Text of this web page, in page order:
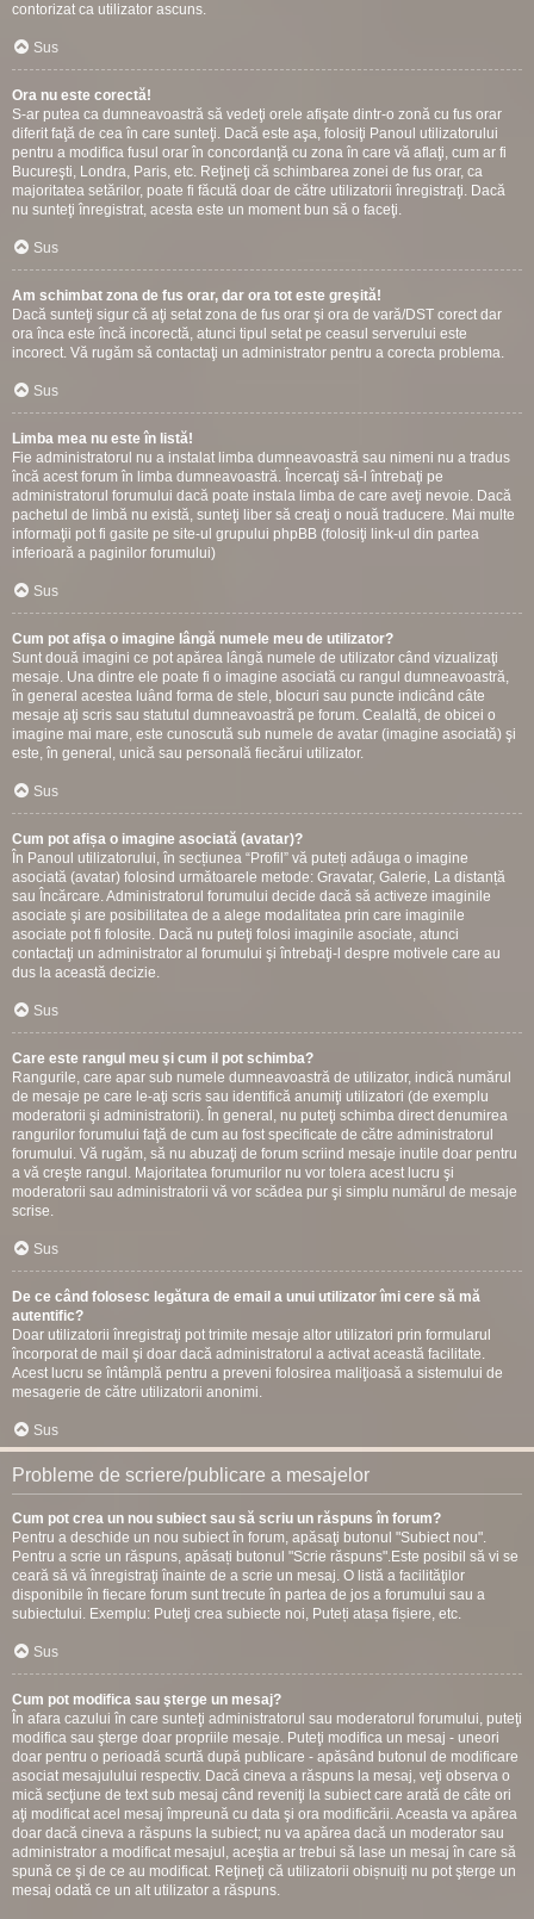
contorizat ca utilizator ascuns.
Sus
Ora nu este corectă!
S-ar putea ca dumneavoastră să vedeţi orele afişate dintr-o zonă cu fus orar
diferit faţă de cea în care sunteţi. Dacă este aşa, folosiţi Panoul utilizatorului
pentru a modifica fusul orar în concordanţă cu zona în care vă aflaţi, cum ar fi
Bucureşti, Londra, Paris, etc. Reţineţi că schimbarea zonei de fus orar, ca
majoritatea setărilor, poate fi făcută doar de către utilizatorii înregistraţi. Dacă
nu sunteţi înregistrat, acesta este un moment bun să o faceţi.
Sus
Am schimbat zona de fus orar, dar ora tot este greşită!
Dacă sunteţi sigur că aţi setat zona de fus orar şi ora de vară/DST corect dar
ora înca este încă incorectă, atunci tipul setat pe ceasul serverului este
incorect. Vă rugăm să contactaţi un administrator pentru a corecta problema.
Sus
Limba mea nu este în listă!
Fie administratorul nu a instalat limba dumneavoastră sau nimeni nu a tradus
încă acest forum în limba dumneavoastră. Încercaţi să-l întrebaţi pe
administratorul forumului dacă poate instala limba de care aveţi nevoie. Dacă
pachetul de limbă nu există, sunteţi liber să creaţi o nouă traducere. Mai multe
informaţii pot fi gasite pe site-ul grupului phpBB (folosiţi link-ul din partea
inferioară a paginilor forumului)
Sus
Cum pot afişa o imagine lângă numele meu de utilizator?
Sunt două imagini ce pot apărea lângă numele de utilizator când vizualizaţi
mesaje. Una dintre ele poate fi o imagine asociată cu rangul dumneavoastră,
în general acestea luând forma de stele, blocuri sau puncte indicând câte
mesaje aţi scris sau statutul dumneavoastră pe forum. Cealaltă, de obicei o
imagine mai mare, este cunoscută sub numele de avatar (imagine asociată) şi
este, în general, unică sau personală fiecărui utilizator.
Sus
Cum pot afișa o imagine asociată (avatar)?
În Panoul utilizatorului, în secțiunea “Profil” vă puteți adăuga o imagine
asociată (avatar) folosind următoarele metode: Gravatar, Galerie, La distanță
sau Încărcare. Administratorul forumului decide dacă să activeze imaginile
asociate şi are posibilitatea de a alege modalitatea prin care imaginile
asociate pot fi folosite. Dacă nu puteţi folosi imaginile asociate, atunci
contactaţi un administrator al forumului şi întrebaţi-l despre motivele care au
dus la această decizie.
Sus
Care este rangul meu şi cum il pot schimba?
Rangurile, care apar sub numele dumneavoastră de utilizator, indică numărul
de mesaje pe care le-aţi scris sau identifică anumiţi utilizatori (de exemplu
moderatorii şi administratorii). În general, nu puteţi schimba direct denumirea
rangurilor forumului faţă de cum au fost specificate de către administratorul
forumului. Vă rugăm, să nu abuzaţi de forum scriind mesaje inutile doar pentru
a vă creşte rangul. Majoritatea forumurilor nu vor tolera acest lucru şi
moderatorii sau administratorii vă vor scădea pur şi simplu numărul de mesaje
scrise.
Sus
De ce când folosesc legătura de email a unui utilizator îmi cere să mă
autentific?
Doar utilizatorii înregistraţi pot trimite mesaje altor utilizatori prin formularul
încorporat de mail şi doar dacă administratorul a activat această facilitate.
Acest lucru se întâmplă pentru a preveni folosirea maliţioasă a sistemului de
mesagerie de către utilizatorii anonimi.
Sus
Probleme de scriere/publicare a mesajelor
Cum pot crea un nou subiect sau să scriu un răspuns în forum?
Pentru a deschide un nou subiect în forum, apăsaţi butonul "Subiect nou".
Pentru a scrie un răspuns, apăsați butonul "Scrie răspuns".Este posibil să vi se
ceară să vă înregistraţi înainte de a scrie un mesaj. O listă a facilităţilor
disponibile în fiecare forum sunt trecute în partea de jos a forumului sau a
subiectului. Exemplu: Puteţi crea subiecte noi, Puteți atașa fișiere, etc.
Sus
Cum pot modifica sau şterge un mesaj?
În afara cazului în care sunteţi administratorul sau moderatorul forumului, puteţi
modifica sau şterge doar propriile mesaje. Puteţi modifica un mesaj - uneori
doar pentru o perioadă scurtă după publicare - apăsând butonul de modificare
asociat mesajulului respectiv. Dacă cineva a răspuns la mesaj, veţi observa o
mică secţiune de text sub mesaj când reveniţi la subiect care arată de câte ori
aţi modificat acel mesaj împreună cu data şi ora modificării. Aceasta va apărea
doar dacă cineva a răspuns la subiect; nu va apărea dacă un moderator sau
administrator a modificat mesajul, aceştia ar trebui să lase un mesaj în care să
spună ce şi de ce au modificat. Reţineţi că utilizatorii obișnuiți nu pot şterge un
mesaj odată ce un alt utilizator a răspuns.